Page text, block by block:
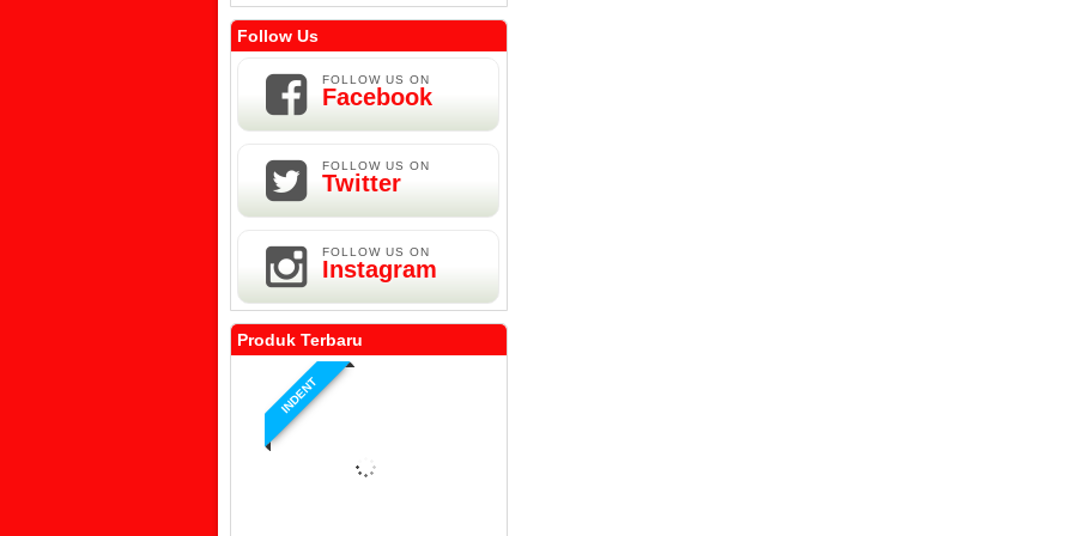
Follow Us
FOLLOW US ON
Facebook
FOLLOW US ON
Twitter
FOLLOW US ON
Instagram
Produk Terbaru
INDENT